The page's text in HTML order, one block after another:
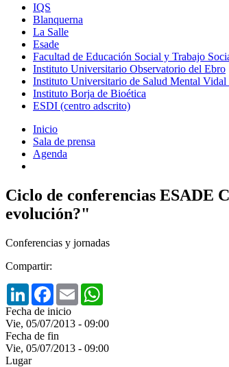
IQS
Blanquerna
La Salle
Esade
Facultad de Educación Social y Trabajo
Instituto Universitario Observatorio del Ebro
Instituto Universitario de Salud Mental Vidal
Instituto Borja de Bioética
ESDI (centro adscrito)
Inicio
Sala de prensa
Agenda
Ciclo de conferencias ESADE
evolución?"
Conferencias y jornadas
Compartir:
LinkedInFacebook
Email
Fecha de inicio
Vie, 05/07/2013 - 09:00
Fecha de fin
Vie, 05/07/2013 - 09:00
Lugar